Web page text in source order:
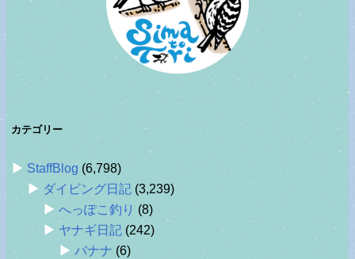
カテゴリー
StaffBlog (6,798)
ダイビング日記 (3,239)
へっぽこ釣り (8)
ヤナギ日記 (242)
バナナ (6)